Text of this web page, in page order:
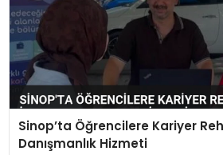
Sinop’ta Öğrencilere Kariyer
Danışmanlık Hizmeti